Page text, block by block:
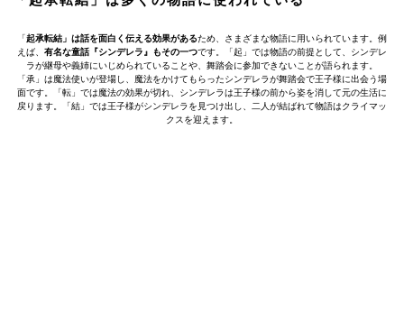
「起承転結」は話を面白く伝える効果があるため、さまざまな物語に用いられています。例
えば、 有名な童話『シンデレラ』もその一つです。「起」では物語の前提として、シンデレ
ラが継母や義姉にいじめられていることや、舞踏会に参加できないことが語られます。
「承」は魔法使いが登場し、魔法をかけてもらったシンデレラが舞踏会で王子様に出会う場
面です。「転」では魔法の効果が切れ、シンデレラは王子様の前から姿を消して元の生活に
戻ります。「結」では王子様がシンデレラを見つけ出し、二人が結ばれて物語はクライマッ
クスを迎えます。